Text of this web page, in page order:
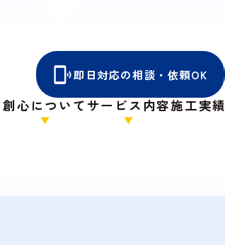
即日対応の相談・依頼OK
創心について サービス内容施工実績